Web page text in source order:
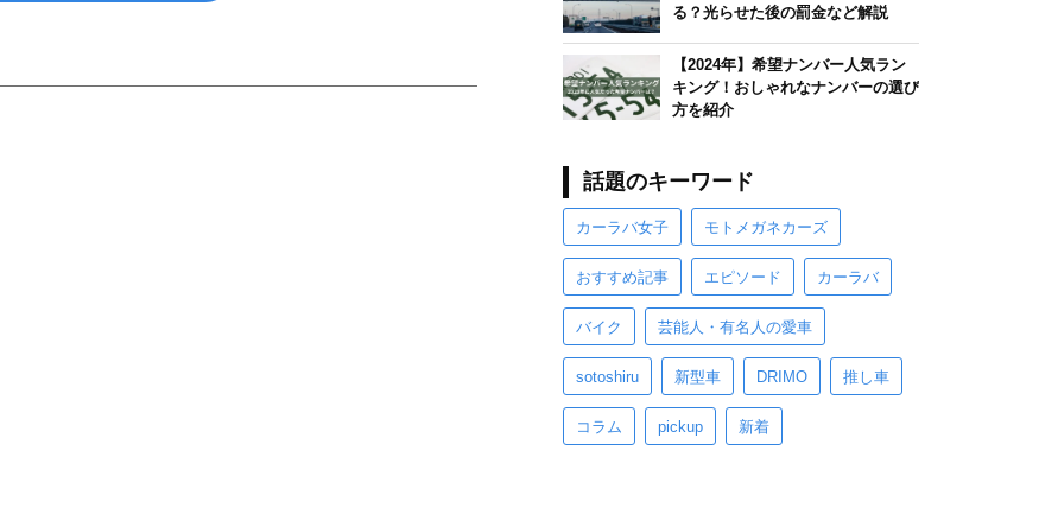
る？光らせた後の罰金など解説
【2024年】希望ナンバー人気ラン
キング！おしゃれなナンバーの選び
方を紹介
話題のキーワード
カーラバ女子 モトメガネカーズ
おすすめ記事 エピソード カーラバ
バイク 芸能人・有名人の愛車
sotoshiru 新型車 DRIMO 推し車
コラム pickup 新着